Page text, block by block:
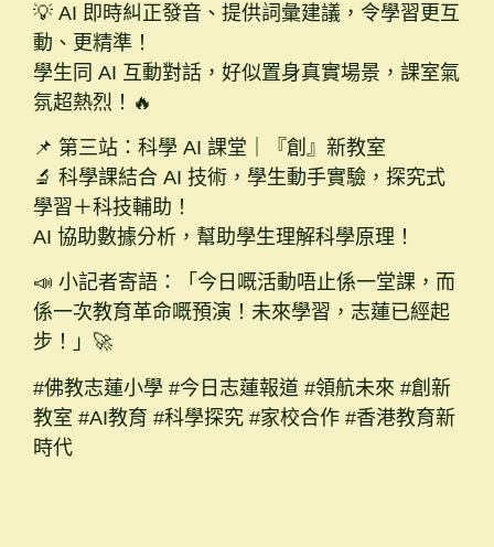
💡 AI 即時糾正發音、提供詞彙建議，令學習更互
動、更精準！
學生同 AI 互動對話，好似置身真實場景，課室氣
氛超熱烈！🔥
📌 第三站：科學 AI 課堂｜『創』新教室
🔬 科學課結合 AI 技術，學生動手實驗，探究式
學習＋科技輔助！
AI 協助數據分析，幫助學生理解科學原理！
📣 小記者寄語：「今日嘅活動唔止係一堂課，而
係一次教育革命嘅預演！未來學習，志蓮已經起
步！」🚀
#佛教志蓮小學 #今日志蓮報道 #領航未來 #創新
教室 #AI教育 #科學探究 #家校合作 #香港教育新
時代